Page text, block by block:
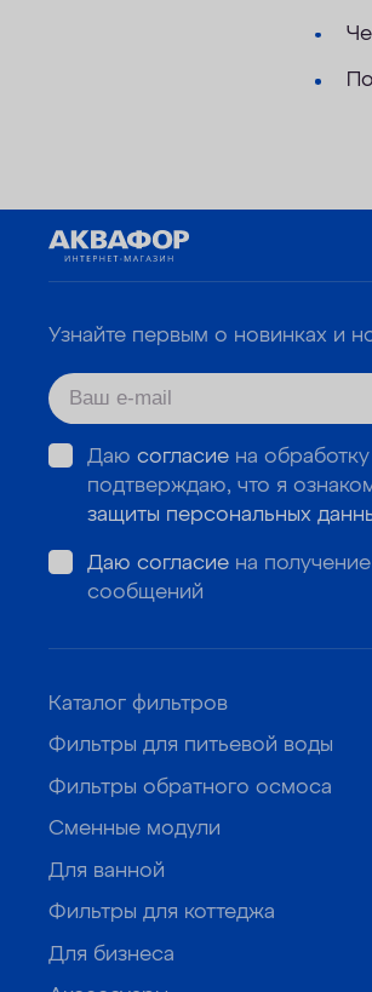
Узнайте первым о новинках и
Даю согласиена
подтверждаю, что я
защиты персональных
Даю согласиена
сообщений
Каталог фильтров
Фильтры для питьевой воды
Фильтры обратного осмоса
Сменные модули
Для ванной
Фильтры для коттеджа
Для бизнеса